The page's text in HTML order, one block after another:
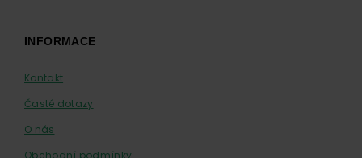
INFORMACE
Kontakt
Časté dotazy
O nás
Obchodní podmínky